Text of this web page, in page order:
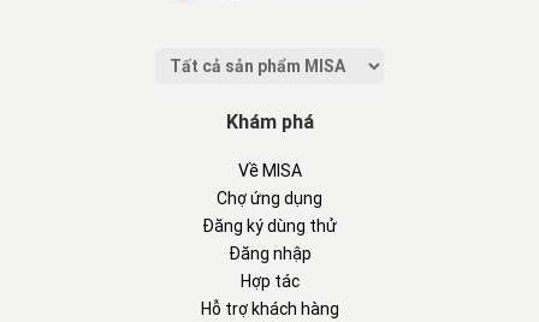
Khám phá
Về MISA
Chợ ứng dụng
Đăng ký dùng thử
Đăng nhập
Hợp tác
Hỗ trợ khách hàng